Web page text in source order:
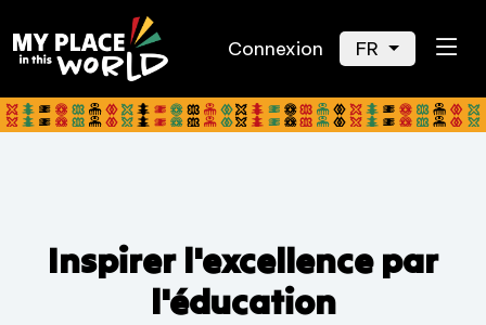
Connexion FR
Inspirer l'excellence par
l'éducation